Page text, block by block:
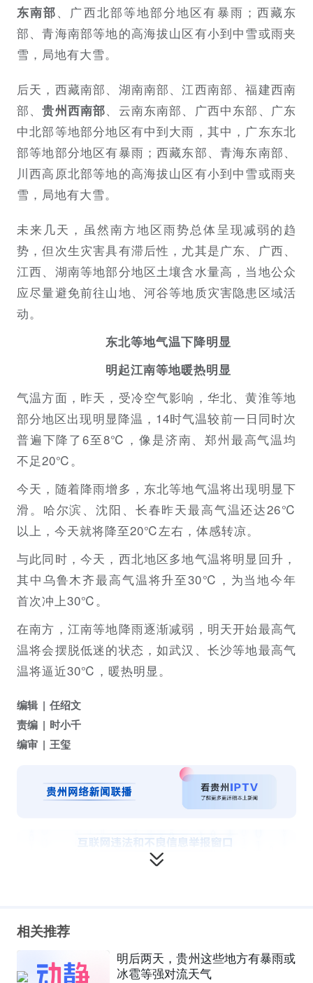
东南部、广西北部等地部分地区有暴雨；西藏东
部、青海南部等地的高海拔山区有小到中雪或雨夹
雪，局地有大雪。
后天，西藏南部、湖南南部、江西南部、福建西南
部、贵州西南部、云南东南部、广西中东部、广东
中北部等地部分地区有中到大雨，其中，广东东北
部等地部分地区有暴雨；西藏东部、青海东南部、
川西高原北部等地的高海拔山区有小到中雪或雨夹
雪，局地有大雪。
未来几天，虽然南方地区雨势总体呈现减弱的趋
势，但次生灾害具有滞后性，尤其是广东、广西、
江西、湖南等地部分地区土壤含水量高，当地公众
应尽量避免前往山地、河谷等地质灾害隐患区域活
动。
东北等地气温下降明显
明起江南等地暖热明显
气温方面，昨天，受冷空气影响，华北、黄淮等地
部分地区出现明显降温，14时气温较前一日同时次
普遍下降了6至8℃，像是济南、郑州最高气温均
不足20℃。
今天，随着降雨增多，东北等地气温将出现明显下
滑。哈尔滨、沈阳、长春昨天最高气温还达26℃
以上，今天就将降至20℃左右，体感转凉。
与此同时，今天，西北地区多地气温将明显回升，
其中乌鲁木齐最高气温将升至30℃，为当地今年
首次冲上30℃。
在南方，江南等地降雨逐渐减弱，明天开始最高气
温将会摆脱低迷的状态，如武汉、长沙等地最高气
温将逼近30℃，暖热明显。
编辑
任绍文
责编
时小千
编审
王玺
相关推荐
明后两天，贵州这些地方有暴雨或
冰雹等强对流天气